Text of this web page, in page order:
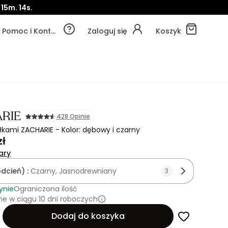
15m. 13s.
Pomoc i Kontakt Zaloguj się Koszyk
428 Opinie
ZACHARIE - Kolor: dębowy i czarny
: Czarny, Jasnodrewniany 3
Ograniczona ilość
w ciągu 10 dni roboczych
Dodaj do koszyka